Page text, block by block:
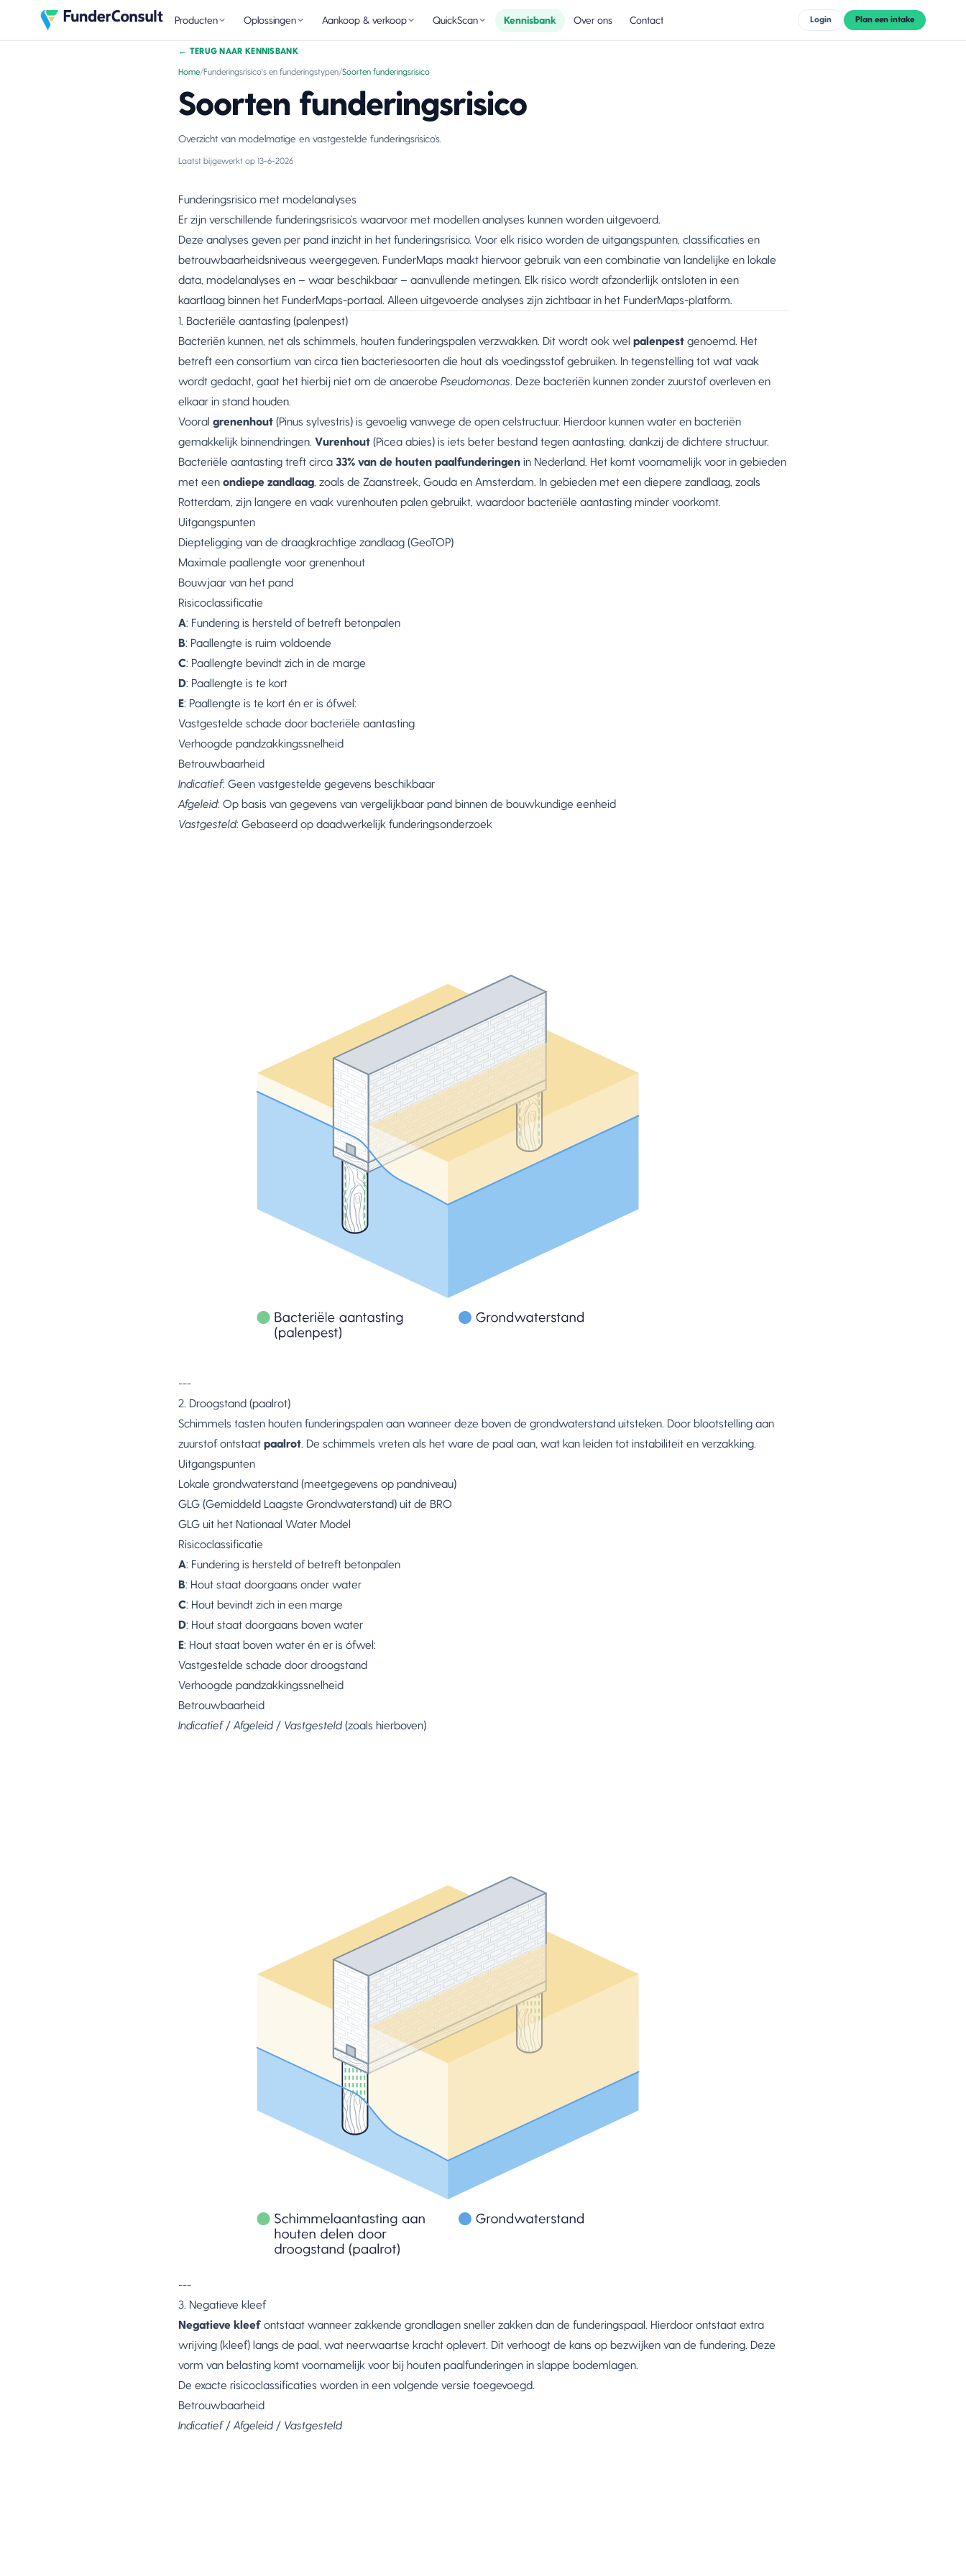
Producten Oplossingen Aankoop & verkoop QuickScan Kennisbank Over ons Contact Login Plan een intake
← TERUG NAAR KENNISBANK
Home/Funderingsrisico's en funderingstypen/Soorten funderingsrisico
Soorten funderingsrisico
Overzicht van modelmatige en vastgestelde funderingsrisico’s.
Laatst bijgewerkt op 13-6-2026
Funderingsrisico met modelanalyses
Er zijn verschillende funderingsrisico’s waarvoor met modellen analyses kunnen worden uitgevoerd.
Deze analyses geven per pand inzicht in het funderingsrisico. Voor elk risico worden de uitgangspunten, classificaties en
betrouwbaarheidsniveaus weergegeven. FunderMaps maakt hiervoor gebruik van een combinatie van landelijke en lokale
data, modelanalyses en – waar beschikbaar – aanvullende metingen. Elk risico wordt afzonderlijk ontsloten in een
kaartlaag binnen het FunderMaps-portaal. Alleen uitgevoerde analyses zijn zichtbaar in het FunderMaps-platform.
1. Bacteriële aantasting (palenpest)
Bacteriën kunnen, net als schimmels, houten funderingspalen verzwakken. Dit wordt ook wel palenpest genoemd. Het
betreft een consortium van circa tien bacteriesoorten die hout als voedingsstof gebruiken. In tegenstelling tot wat vaak
wordt gedacht, gaat het hierbij niet om de anaerobe Pseudomonas. Deze bacteriën kunnen zonder zuurstof overleven en
elkaar in stand houden.
Vooral grenenhout (Pinus sylvestris) is gevoelig vanwege de open celstructuur. Hierdoor kunnen water en bacteriën
gemakkelijk binnendringen. Vurenhout (Picea abies) is iets beter bestand tegen aantasting, dankzij de dichtere structuur.
Bacteriële aantasting treft circa 33% van de houten paalfunderingen in Nederland. Het komt voornamelijk voor in gebieden
met een ondiepe zandlaag, zoals de Zaanstreek, Gouda en Amsterdam. In gebieden met een diepere zandlaag, zoals
Rotterdam, zijn langere en vaak vurenhouten palen gebruikt, waardoor bacteriële aantasting minder voorkomt.
Uitgangspunten
Diepteligging van de draagkrachtige zandlaag (GeoTOP)
Maximale paallengte voor grenenhout
Bouwjaar van het pand
Risicoclassificatie
A: Fundering is hersteld of betreft betonpalen
B: Paallengte is ruim voldoende
C: Paallengte bevindt zich in de marge
D: Paallengte is te kort
E: Paallengte is te kort én er is ófwel:
Vastgestelde schade door bacteriële aantasting
Verhoogde pandzakkingssnelheid
Betrouwbaarheid
Indicatief: Geen vastgestelde gegevens beschikbaar
Afgeleid: Op basis van gegevens van vergelijkbaar pand binnen de bouwkundige eenheid
Vastgesteld: Gebaseerd op daadwerkelijk funderingsonderzoek
---
2. Droogstand (paalrot)
Schimmels tasten houten funderingspalen aan wanneer deze boven de grondwaterstand uitsteken. Door blootstelling aan
zuurstof ontstaat paalrot. De schimmels vreten als het ware de paal aan, wat kan leiden tot instabiliteit en verzakking.
Uitgangspunten
Lokale grondwaterstand (meetgegevens op pandniveau)
GLG (Gemiddeld Laagste Grondwaterstand) uit de BRO
GLG uit het Nationaal Water Model
Risicoclassificatie
A: Fundering is hersteld of betreft betonpalen
B: Hout staat doorgaans onder water
C: Hout bevindt zich in een marge
D: Hout staat doorgaans boven water
E: Hout staat boven water én er is ófwel:
Vastgestelde schade door droogstand
Verhoogde pandzakkingssnelheid
Betrouwbaarheid
Indicatief/Afgeleid / Vastgesteld (zoals hierboven)
---
3. Negatieve kleef
Negatieve kleef ontstaat wanneer zakkende grondlagen sneller zakken dan de funderingspaal. Hierdoor ontstaat extra
wrijving (kleef) langs de paal, wat neerwaartse kracht oplevert. Dit verhoogt de kans op bezwijken van de fundering. Deze
vorm van belasting komt voornamelijk voor bij houten paalfunderingen in slappe bodemlagen.
De exacte risicoclassificaties worden in een volgende versie toegevoegd.
Betrouwbaarheid
Indicatief/Afgeleid / Vastgesteld